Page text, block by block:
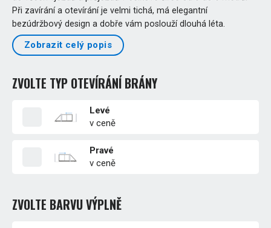
Při zavírání a otevírání je velmi tichá, má elegantní
bezúdržbový design a dobře vám poslouží dlouhá léta.
Zobrazit celý popis
ZVOLTE TYP OTEVÍRÁNÍ BRÁNY
Levé
v ceně
Pravé
v ceně
ZVOLTE BARVU VÝPLNĚ